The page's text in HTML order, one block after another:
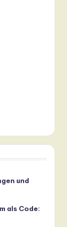
und
als Code: